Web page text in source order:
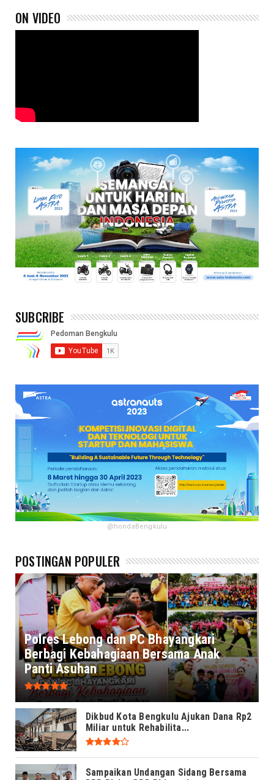
ON VIDEO
SUBCRIBE
@hondaBengkulu
POSTINGAN POPULER
Polres Lebong dan PC Bhayangkari
Berbagi Kebahagiaan Bersama Anak
Panti Asuhan
Dikbud Kota Bengkulu Ajukan Dana Rp2
Miliar untuk Rehabilita...
Sampaikan Undangan Sidang Bersama